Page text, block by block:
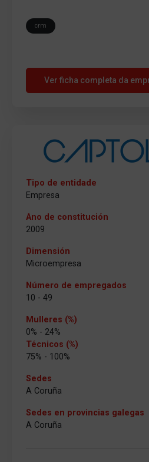
crm
Ver ficha completa da
Tipo de entidade
Empresa
Ano de constitución
2009
Dimensión
Microempresa
Número de empregados
10 - 49
Mulleres (%)
0% - 24%
Técnicos (%)
75% - 100%
Sedes
A Coruña
Sedes en provincias galegas
A Coruña